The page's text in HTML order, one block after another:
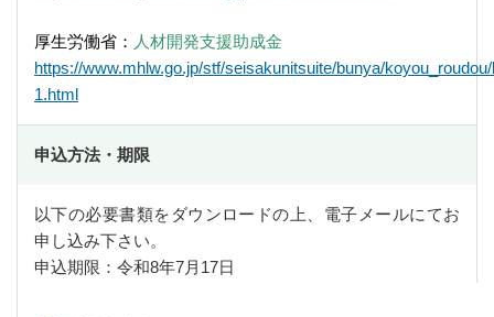
DVD貸出
DVDリスト
知的財産マッチング会
知財活用アイデアプレゼン大会
令和7年度 知財活用アイデアプレゼン大会
厚生労働省： 人材開発支援助成金
https://www.mhlw.go.jp/stf/seisakunitsuite/bunya/
1.html
申込方法・期限
以下の必要書類をダウンロードの上、電子メールにてお
申し込み下さい。
申込期限：令和8年7月17日